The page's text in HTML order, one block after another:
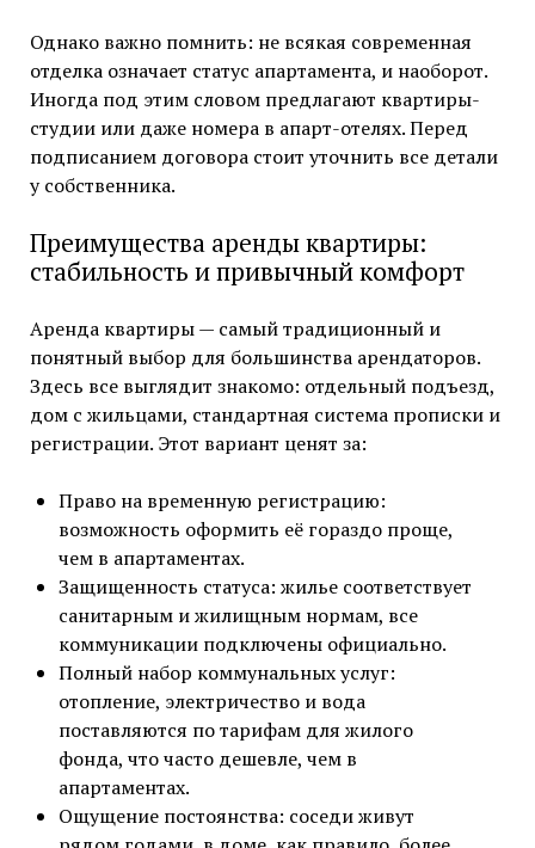
Однако важно помнить: не всякая современная
отделка означает статус апартамента, и наоборот.
Иногда под этим словом предлагают квартиры-
студии или даже номера в апарт-отелях. Перед
подписанием договора стоит уточнить все детали
у собственника.
Преимущества аренды квартиры:
стабильность и привычный комфорт
Аренда квартиры — самый традиционный и
понятный выбор для большинства арендаторов.
Здесь все выглядит знакомо: отдельный подъезд,
дом с жильцами, стандартная система прописки и
регистрации. Этот вариант ценят за:
Право на временную регистрацию:
возможность оформить её гораздо проще,
чем в апартаментах.
Защищенность статуса: жилье соответствует
санитарным и жилищным нормам, все
коммуникации подключены официально.
Полный набор коммунальных услуг:
отопление, электричество и вода
поставляются по тарифам для жилого
фонда, что часто дешевле, чем в
апартаментах.
Ощущение постоянства: соседи живут